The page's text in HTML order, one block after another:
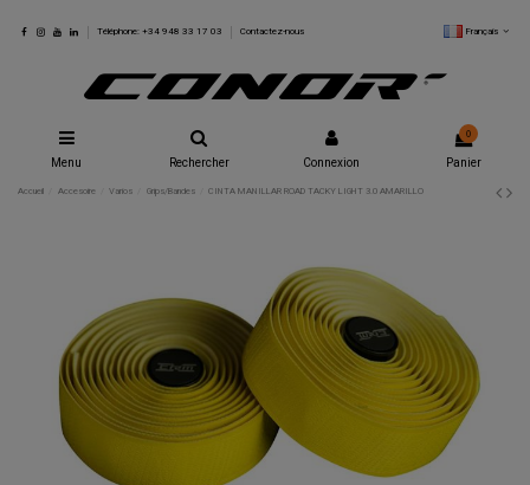
Téléphone: +34 948 33 17 03 Contactez-nous Français
Menu Rechercher Connexion
0
Panier
Accueil Accesoire Varios Grips/Bandes CINTA MANILLAR ROAD TACKY LIGHT 3.0 AMARILLO